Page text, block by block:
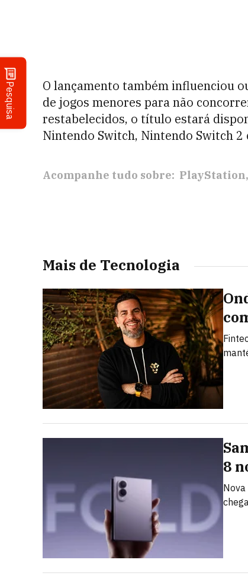
Pesquisa
O lançamento também influenciou
de jogos menores para não
restabelecidos, o título estará
Nintendo Switch, Nintendo Switch 2
Acompanhe tudo sobre: PlayStation
Mais de Tecnologia
8